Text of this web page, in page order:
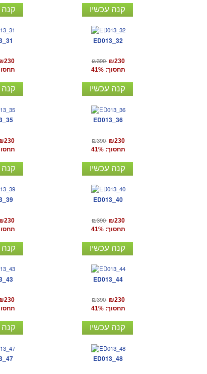
קנה קנה עכשיו
תחסוך:
קנה
ED013_32
₪390 ₪230
תחסוך: 41%
קנה עכשיו
תחסוך:
קנה
ED013_36
₪390 ₪230
תחסוך: 41%
קנה עכשיו
תחסוך:
קנה
ED013_40
₪390 ₪230
תחסוך: 41%
קנה עכשיו
תחסוך:
קנה
ED013_44
₪390 ₪230
תחסוך: 41%
קנה עכשיו
ED013_48